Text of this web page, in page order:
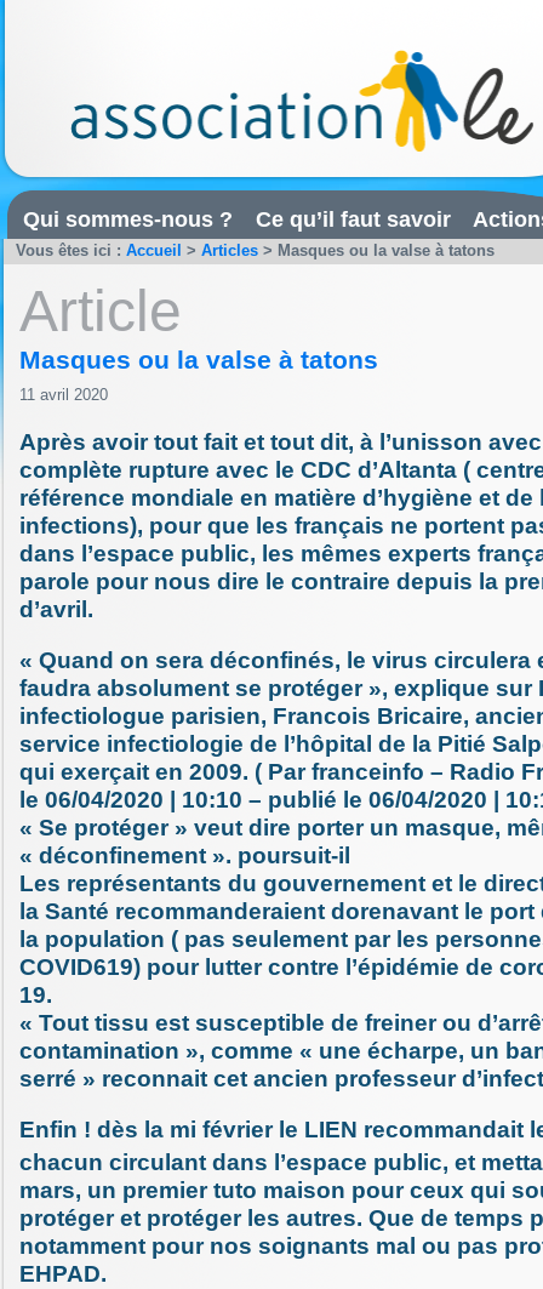
Qui sommes-nous ? Ce qu’il faut savoir
Vous êtes ici : Accueil > Articles > Masques ou la valse à tatons
Article
Masques ou la valse à tatons
11 avril 2020
Après avoir tout fait et tout dit, à l’unisson avec
complète rupture avec le CDC d’Altanta (
référence mondiale en matière d’hygiène et
infections), pour que les français ne portent
dans l’espace public, les mêmes experts
parole pour nous dire le contraire depuis la
d’avril.
« Quand on sera déconfinés, le virus circulera
faudra absolument se protéger », explique sur
infectiologue parisien, Francois Bricaire,
service infectiologie de l’hôpital de la Pitié
qui exerçait en 2009. ( Par franceinfo – Radio
le 06/04/2020 | 10:10 – publié le 06/04/2020 |
« Se protéger » veut dire porter un masque,
« déconfinement ». poursuit-il
Les représentants du gouvernement et le
la Santé recommanderaient dorenavant le port
la population ( pas seulement par les
COVID619) pour lutter contre l’épidémie de
19.
« Tout tissu est susceptible de freiner ou
contamination », comme « une écharpe, un
serré » reconnait cet ancien professeur
Enfin ! dès la mi février le LIEN recommandait
chacun circulant dans l’espace public, et
mars, un premier tuto maison pour ceux qui
protéger et protéger les autres. Que de temps
notamment pour nos soignants mal ou pas
EHPAD.